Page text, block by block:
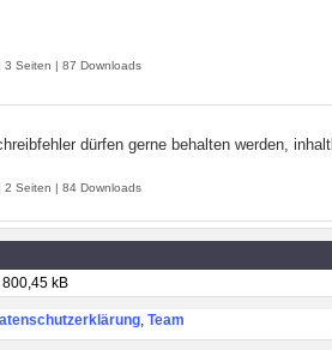
Seiten | 87 Downloads
dürfen gerne behalten werden,
Seiten | 84 Downloads
kB
, Team